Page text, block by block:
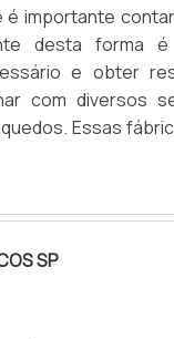
é importante
desta forma
e obter
com diversos
Essas
diferentes
com a qualidade
SP